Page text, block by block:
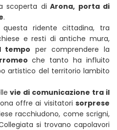
scoperta di Arona, porta di
.
questa ridente cittadina, tra
e resti di antiche mura,
tempo per comprendere la
che tanto ha influito
artistico del territorio lambito
vie di comunicazione tra il
offre ai visitatori sorprese
racchiudono, come scrigni,
si trovano capolavori